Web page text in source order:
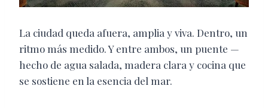
La ciudad queda afuera, amplia y viva. Dentro, un
ritmo más medido. Y entre ambos, un puente —
hecho de agua salada, madera clara y cocina que
se sostiene en la esencia del mar.